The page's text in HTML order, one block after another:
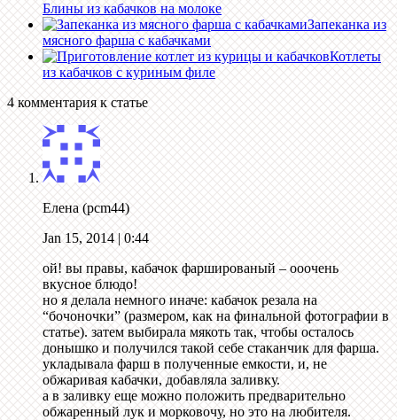
Блины из кабачков на молоке
Запеканка из
мясного фарша с кабачками
Котлеты
из кабачков с куриным филе
4 комментария к статье
Елена (pcm44)
Jan 15, 2014 | 0:44
ой! вы правы, кабачок фаршированый – ооочень
вкусное блюдо!
но я делала немного иначе: кабачок резала на
“бочоночки” (размером, как на финальной фотографии в
статье). затем выбирала мякоть так, чтобы осталось
донышко и получился такой себе стаканчик для фарша.
укладывала фарш в полученные емкости, и, не
обжаривая кабачки, добавляла заливку.
а в заливку еще можно положить предварительно
обжаренный лук и морковочу, но это на любителя.